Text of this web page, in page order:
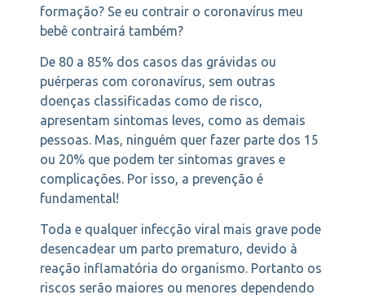
formação? Se eu contrair o coronavírus meu
bebê contrairá também?
De 80 a 85% dos casos das grávidas ou
puérperas com coronavírus, sem outras
doenças classificadas como de risco,
apresentam sintomas leves, como as demais
pessoas. Mas, ninguém quer fazer parte dos 15
ou 20% que podem ter sintomas graves e
complicações. Por isso, a prevenção é
fundamental!
Toda e qualquer infecção viral mais grave pode
desencadear um parto prematuro, devido à
reação inflamatória do organismo. Portanto os
riscos serão maiores ou menores dependendo